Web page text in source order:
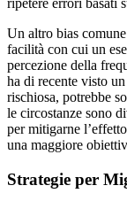
ripetere errori basati
Un altro bias
facilità con cui un
percezione della
ha di recente visto
rischiosa, potrebbe
le circostanze sono
per mitigarne
una maggiore
Strategie per